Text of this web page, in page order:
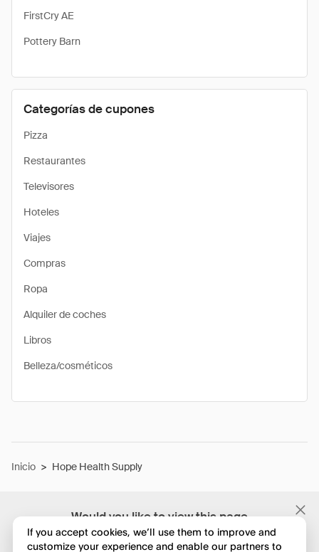
Would you like to view this page
in English?
FirstCry AE
Pottery Barn
Categorías de cupones
Pizza
Restaurantes
Televisores
Hoteles
Viajes
Compras
Ropa
Alquiler de coches
Libros
Belleza/cosméticos
Inicio > Hope Health Supply
If you accept cookies, we’ll use them to improve and
customize your experience and enable our partners to